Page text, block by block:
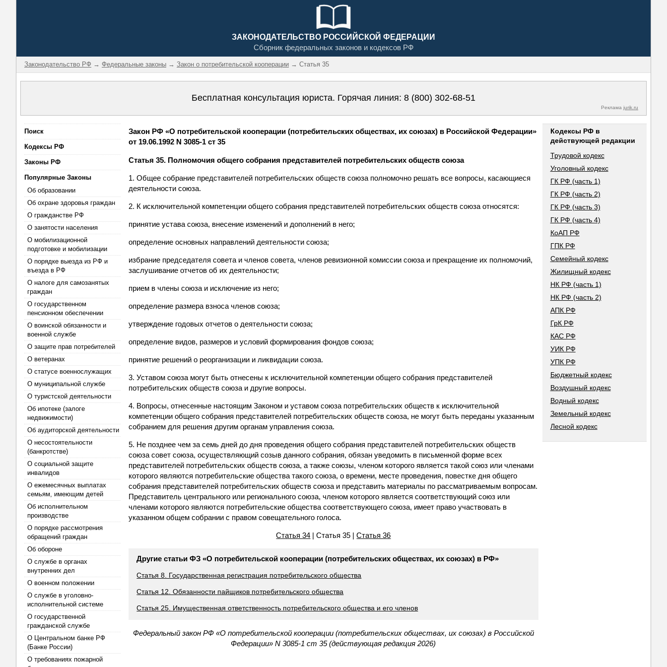
ЗАКОНОДАТЕЛЬСТВО РОССИЙСКОЙ ФЕДЕРАЦИИ
Сборник федеральных законов и кодексов РФ
Законодательство РФ → Федеральные законы → Закон о потребительской кооперации → Статья 35
Бесплатная консультация юриста. Горячая линия: 8 (800) 302-68-51
Реклама jurik.ru
Поиск
Кодексы РФ
Законы РФ
Популярные Законы
Об образовании
Об охране здоровья граждан
О гражданстве РФ
О занятости населения
О мобилизационной
подготовке и мобилизации
О порядке выезда из РФ и
въезда в РФ
О налоге для самозанятых
граждан
О государственном
пенсионном обеспечении
О воинской обязанности и
военной службе
О защите прав потребителей
О ветеранах
О статусе военнослужащих
О муниципальной службе
О туристской деятельности
Об ипотеке (залоге
недвижимости)
Об аудиторской деятельности
О несостоятельности
(банкротстве)
О социальной защите
инвалидов
О ежемесячных выплатах
семьям, имеющим детей
Об исполнительном
производстве
О порядке рассмотрения
обращений граждан
Об обороне
О службе в органах
внутренних дел
О военном положении
О службе в уголовно-
исполнительной системе
О государственной
гражданской службе
О Центральном банке РФ
(Банке России)
О требованиях пожарной
Закон РФ «О потребительской кооперации (потребительских обществах, их союзах) в Российской Федерации»
от 19.06.1992 N 3085-1 ст 35
Статья 35. Полномочия общего собрания представителей потребительских обществ союза
1. Общее собрание представителей потребительских обществ союза полномочно решать все вопросы, касающиеся
деятельности союза.
2. К исключительной компетенции общего собрания представителей потребительских обществ союза относятся:
принятие устава союза, внесение изменений и дополнений в него;
определение основных направлений деятельности союза;
избрание председателя совета и членов совета, членов ревизионной комиссии союза и прекращение их полномочий,
заслушивание отчетов об их деятельности;
прием в члены союза и исключение из него;
определение размера взноса членов союза;
утверждение годовых отчетов о деятельности союза;
определение видов, размеров и условий формирования фондов союза;
принятие решений о реорганизации и ликвидации союза.
3. Уставом союза могут быть отнесены к исключительной компетенции общего собрания представителей
потребительских обществ союза и другие вопросы.
4. Вопросы, отнесенные настоящим Законом и уставом союза потребительских обществ к исключительной
компетенции общего собрания представителей потребительских обществ союза, не могут быть переданы указанным
собранием для решения другим органам управления союза.
5. Не позднее чем за семь дней до дня проведения общего собрания представителей потребительских обществ
союза совет союза, осуществляющий созыв данного собрания, обязан уведомить в письменной форме всех
представителей потребительских обществ союза, а также союзы, членом которого является такой союз или членами
которого являются потребительские общества такого союза, о времени, месте проведения, повестке дня общего
собрания представителей потребительских обществ союза и представить материалы по рассматриваемым вопросам.
Представитель центрального или регионального союза, членом которого является соответствующий союз или
членами которого являются потребительские общества соответствующего союза, имеет право участвовать в
указанном общем собрании с правом совещательного голоса.
Статья 34 | Статья 35 |Статья 36
Другие статьи ФЗ «О потребительской кооперации (потребительских обществах, их союзах) в РФ»
Статья 8. Государственная регистрация потребительского общества
Статья 12. Обязанности пайщиков потребительского общества
Статья 25. Имущественная ответственность потребительского общества и его членов
Федеральный закон РФ «О потребительской кооперации (потребительских обществах, их союзах) в Российской
Федерации» N 3085-1 ст 35 (действующая редакция 2026)
Кодексы РФ в
действующей редакции
Трудовой кодекс
Уголовный кодекс
ГК РФ (часть 1)
ГК РФ (часть 2)
ГК РФ (часть 3)
ГК РФ (часть 4)
КоАП РФ
ГПК РФ
Семейный кодекс
Жилищный кодекс
НК РФ (часть 1)
НК РФ (часть 2)
АПК РФ
ГрК РФ
КАС РФ
УИК РФ
УПК РФ
Бюджетный кодекс
Воздушный кодекс
Водный кодекс
Земельный кодекс
Лесной кодекс